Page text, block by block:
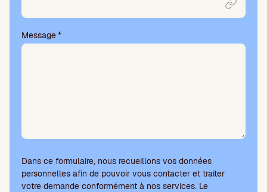
d
e
.
Message*
Dans ce formulaire, nous recueillons vos données
personnelles afin de pouvoir vous contacter et traiter
votre demande conformément à nos services. Le